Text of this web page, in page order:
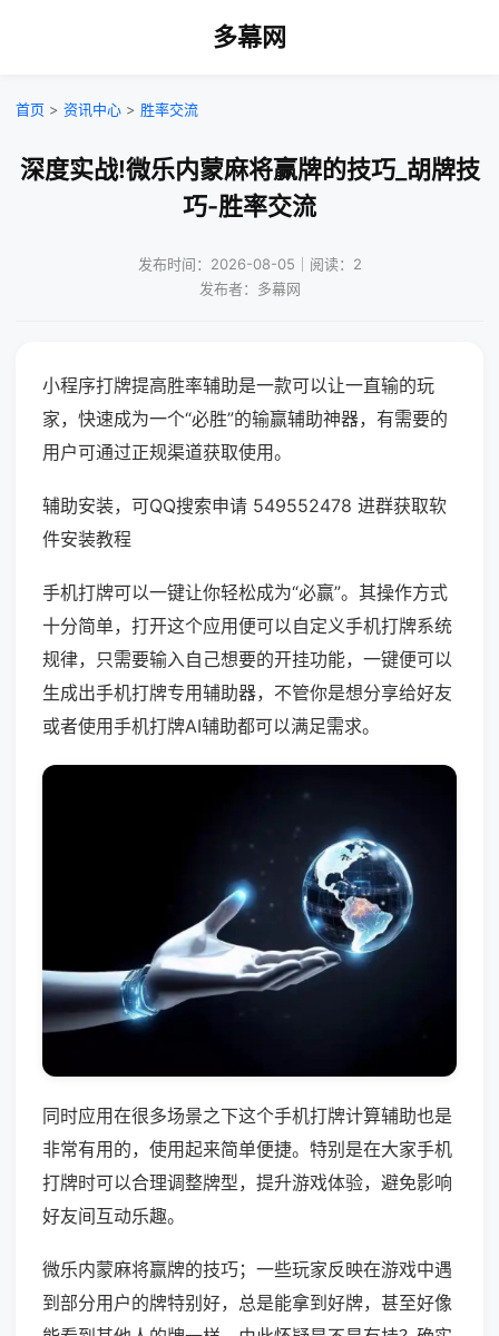
多幕网
首页 > 资讯中心 > 胜率交流
深度实战!微乐内蒙麻将赢牌的技巧_胡牌技
巧-胜率交流
发布时间：2026-08-05｜阅读：2
发布者：多幕网
小程序打牌提高胜率辅助是一款可以让一直输的玩
家，快速成为一个“必胜”的输赢辅助神器，有需要的
用户可通过正规渠道获取使用。
辅助安装，可QQ搜索申请 549552478 进群获取软
件安装教程
手机打牌可以一键让你轻松成为“必赢”。其操作方式
十分简单，打开这个应用便可以自定义手机打牌系统
规律，只需要输入自己想要的开挂功能，一键便可以
生成出手机打牌专用辅助器，不管你是想分享给好友
或者使用手机打牌AI辅助都可以满足需求。
同时应用在很多场景之下这个手机打牌计算辅助也是
非常有用的，使用起来简单便捷。特别是在大家手机
打牌时可以合理调整牌型，提升游戏体验，避免影响
好友间互动乐趣。
微乐内蒙麻将赢牌的技巧；一些玩家反映在游戏中遇
到部分用户的牌特别好，总是能拿到好牌，甚至好像